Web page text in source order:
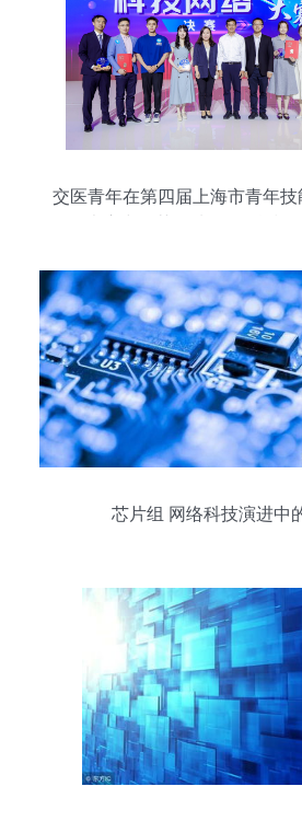
交医青年在第四届上海市青年
芯片组 网络科技演进中